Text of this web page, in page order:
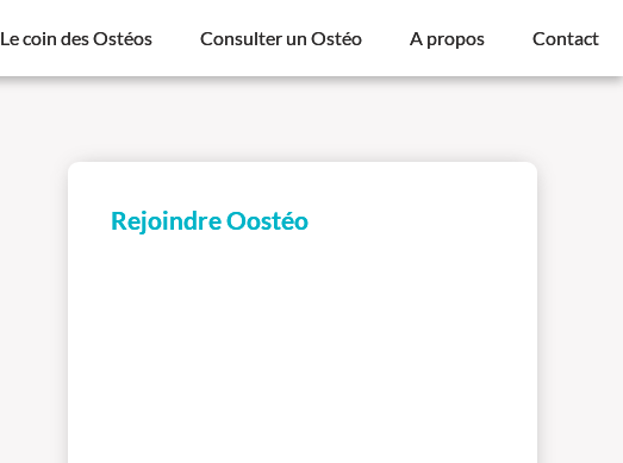
Le coin des Ostéos Consulter un Ostéo A propos Contact
Rejoindre Oostéo